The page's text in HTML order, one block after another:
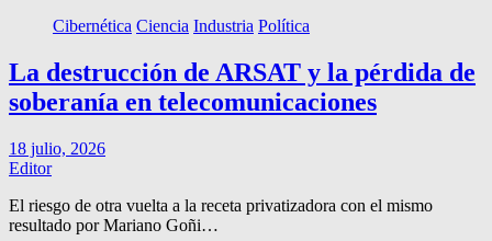
Cibernética Ciencia Industria Política
La destrucción de ARSAT y la pérdida de
soberanía en telecomunicaciones
18 julio, 2026
Editor
El riesgo de otra vuelta a la receta privatizadora con el mismo
resultado por Mariano Goñi…